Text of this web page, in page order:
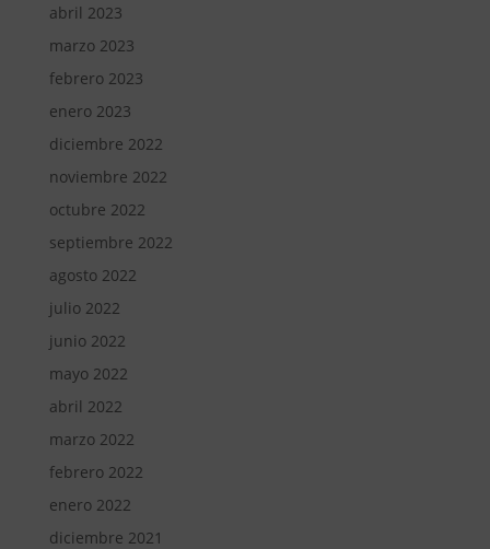
abril 2023
marzo 2023
febrero 2023
enero 2023
diciembre 2022
noviembre 2022
octubre 2022
septiembre 2022
agosto 2022
julio 2022
junio 2022
mayo 2022
abril 2022
marzo 2022
febrero 2022
enero 2022
diciembre 2021